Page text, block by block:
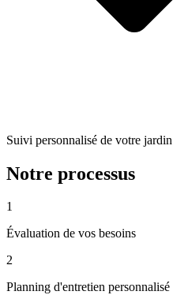
Suivi personnalisé de votre jardin
Notre processus
1
Évaluation de vos besoins
2
Planning d'entretien personnalisé